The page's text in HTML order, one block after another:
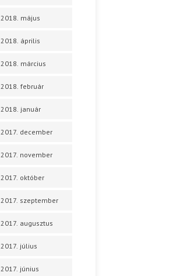
2018. május
2018. április
2018. március
2018. február
2018. január
2017. december
2017. november
2017. október
2017. szeptember
2017. augusztus
2017. július
2017. június